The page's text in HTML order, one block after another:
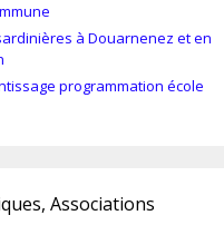
à Douarnenez et en
programmation école
Associations